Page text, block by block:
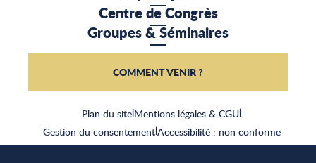
Plan du site|Mentions légales & CGU|
Gestion du consentement|Accessibilité : non conforme
Centre de Congrès
Groupes & Séminaires
COMMENT VENIR ?